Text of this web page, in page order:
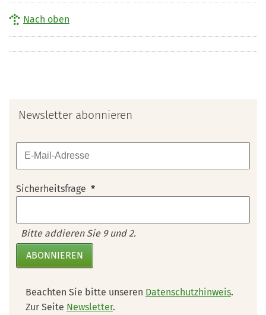
Nach oben
Newsletter abonnieren
Sicherheitsfrage *
Bitte addieren Sie 9 und 2.
ABONNIEREN
Beachten Sie bitte unseren Datenschutzhinweis.
Zur Seite Newsletter.